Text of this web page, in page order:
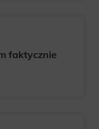
faktycznie